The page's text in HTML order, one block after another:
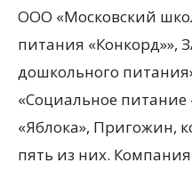
ООО «Московский
питания «Конкорд»»,
дошкольного
«Социальное
«Яблока», Пригожин,
пять из них.